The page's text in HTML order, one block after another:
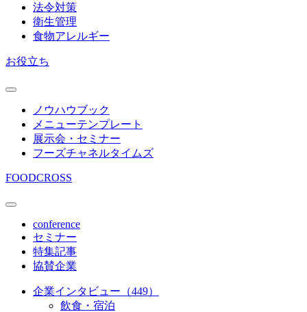
法令対策
衛生管理
食物アレルギー
お役立ち
ノウハウブック
メニューテンプレート
展示会・セミナー
フーズチャネルタイムズ
FOODCROSS
conference
セミナー
特集記事
協賛企業
企業インタビュー（449）
飲食・宿泊